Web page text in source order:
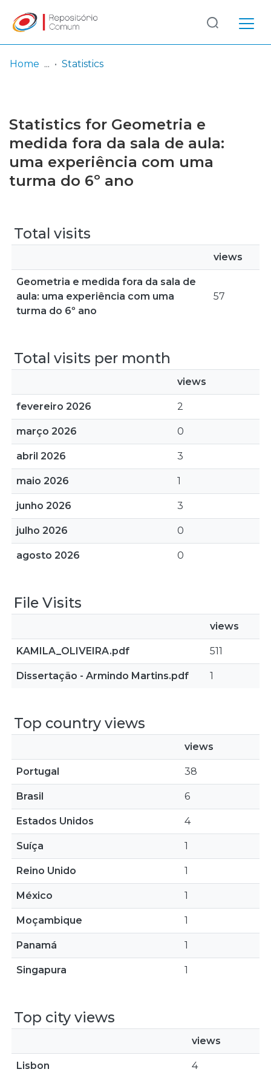
Browse repository
Entities
Log
In
(current)
Home Statistics
Statistics for Geometria e
medida fora da sala de aula:
uma experiência com uma
turma do 6º ano
Total visits
views
Geometria e medida fora da sala de
aula: uma experiência com uma
turma do 6º ano
57
Total visits per month
views
fevereiro 2026 2
março 2026 0
abril 2026 3
maio 2026 1
junho 2026 3
julho 2026 0
agosto 2026 0
File Visits
views
KAMILA_OLIVEIRA.pdf 511
Dissertação - Armindo Martins.pdf 1
Top country views
views
Portugal 38
Brasil 6
Estados Unidos 4
Suíça 1
Reino Unido 1
México 1
Moçambique 1
Panamá 1
Singapura 1
Top city views
views
Lisbon 4